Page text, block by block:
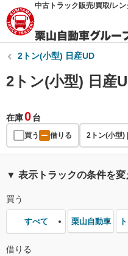
中古トラック販売/買取/レン
2トン(小型) 日産UD
2トン(小型) 日産
在庫0台
買う 借りる 2トン(小型)
▼ 表示トラックの条件を変
買う
すべて 栗山自動車
借りる